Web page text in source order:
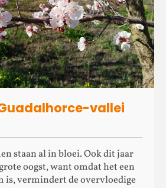
vallei
staan al in bloei. Ook dit jaar
oogst, want omdat het een
vermindert de overvloedige